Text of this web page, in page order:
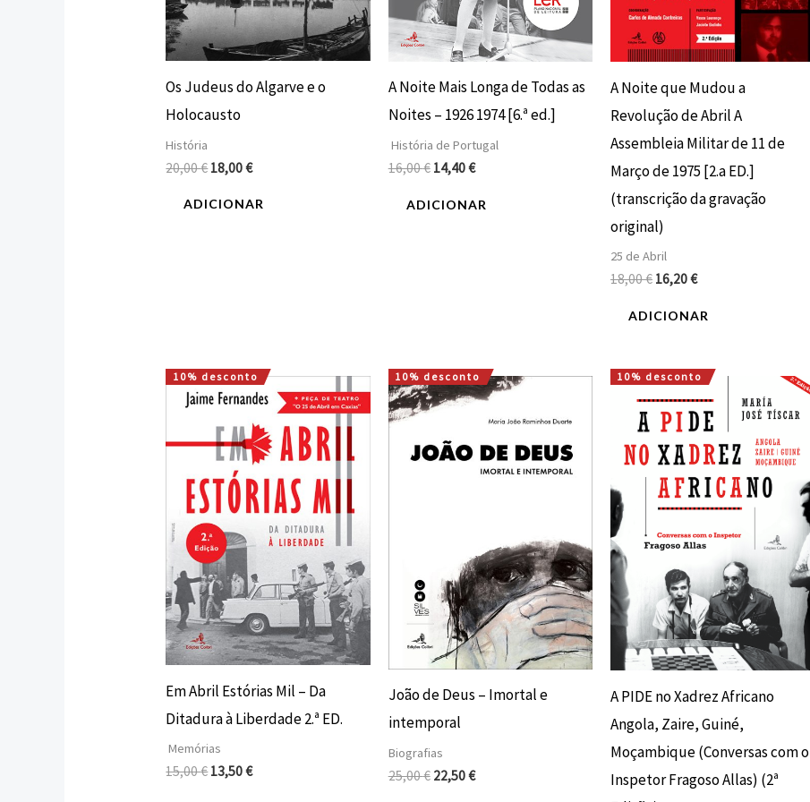
Os Judeus do Algarve e o
Holocausto
História
20,00€18,00€
ADICIONAR
A Noite Mais Longa de Todas as
Noites – 1926 1974 [6.ª ed.]
História de Portugal
16,00€ 14,40€
ADICIONAR
A Noite que Mudou a
Revolução de Abril A
Assembleia Militar de 11 de
Março de 1975 [2.a ED.]
(transcrição da gravação
original)
25 de Abril
18,00€ 16,20€
ADICIONAR
10% desconto
Em Abril Estórias Mil – Da
Ditadura à Liberdade 2.ª ED.
Memórias
15,00€
O
preço
era:
15,00 €.
13,50€
O
preço
atual
é:
13,50 €.
10% desconto
João de Deus – Imortal e
intemporal
Biografias
25,00€
O
preço
25,00 €.
22,50€
O
preço
atual
22,50 €.
10% desconto
A PIDE no Xadrez Africano
Angola, Zaire, Guiné,
Moçambique (Conversas com o
Inspetor Fragoso Allas) (2ª
O
preço
original
era:
18,00 €.
O
preço
atual
é:
16,20 €.